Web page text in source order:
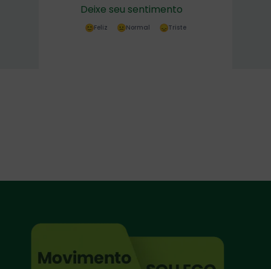
Deixe seu sentimento
Feliz Normal Triste